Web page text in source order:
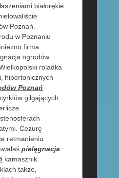
białorękie
Poznań.
w Poznaniu
firma
ogrodów
roladka
hipertonicznych
Poznań
gilgających
Cezurę
retmanieniu
pielęgnacja
kamasznik
także,